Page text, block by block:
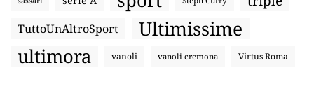
TuttoUnAltroSport Ultimissime
ultimora vanoli vanoli cremona Virtus Roma